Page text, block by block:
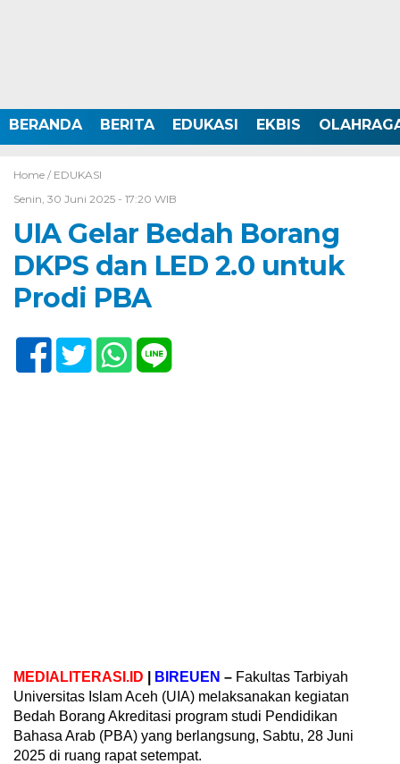
BERANDA BERITA EDUKASI EKBIS
Home / EDUKASI
Senin, 30 Juni 2025 - 17:20 WIB
UIA Gelar Bedah Borang
DKPS dan LED 2.0 untuk
Prodi PBA
MEDIALITERASI.ID BIREUEN – Fakultas Tarbiyah
Universitas Islam Aceh (UIA) melaksanakan kegiatan
Bedah Borang Akreditasi program studi Pendidikan
Bahasa Arab (PBA) yang berlangsung, Sabtu, 28 Juni
2025 di ruang rapat setempat.